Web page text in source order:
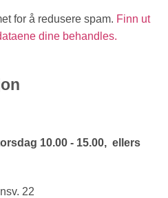
for å redusere spam. Finn ut
dine behandles.
10.00 - 15.00, ellers
22